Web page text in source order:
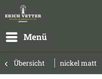
Menü
Übersicht nickel matt